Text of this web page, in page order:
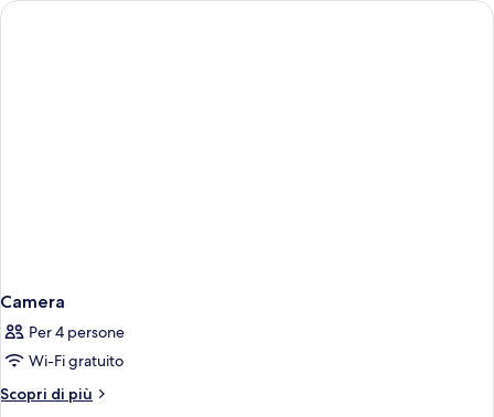
Camera
Per 4 persone
Wi-Fi gratuito
Scopri di più
Altri